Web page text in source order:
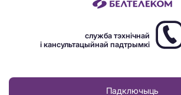
служба тэхнічнай
і кансультацыйнай падтрымкі
Падключыць